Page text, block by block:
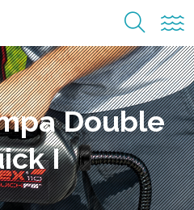
Double
I